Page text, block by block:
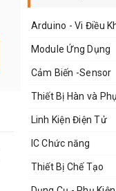
Arduino - Vi Điều
Module Ứng Dụng
Cảm Biến -Sensor
Thiết Bị Hàn và
Linh Kiện Điện Tử
IC Chức năng
Thiết Bị Chế Tạo